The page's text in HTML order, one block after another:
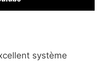
système